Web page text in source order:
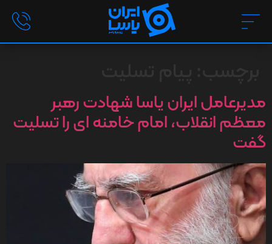
مدیرعامل ایران یاسا شهادت رهبر
معظم انقلاب، امام خامنه ای را تسلیت
گفت